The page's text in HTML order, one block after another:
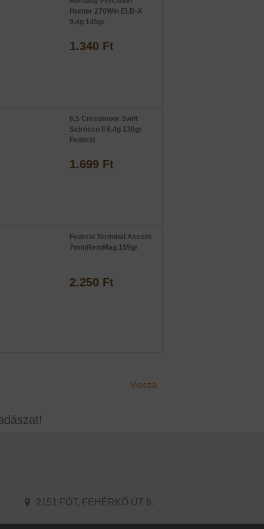
Hunter 270Win ELD-X
9,4g 145gr
1.340 Ft
6,5 Creedmoor Swift
Scirocco II 8.4g 130gr
Federal
1.699 Ft
Federal Terminal Ascent
7mmRemMag 155gr
2.250 Ft
Vissza
2151 FÓT, FEHÉRKŐ ÚT 6.